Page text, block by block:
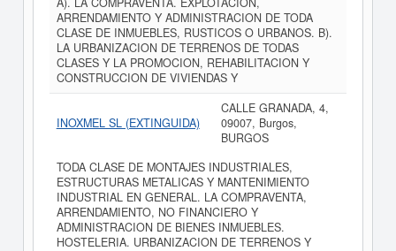
ARRENDAMIENTO Y ADMINISTRACION DE TODA
CLASE DE INMUEBLES, RUSTICOS O URBANOS. B).
LA URBANIZACION DE TERRENOS DE TODAS
CLASES Y LA PROMOCION, REHABILITACION Y
CONSTRUCCION DE VIVIENDAS Y
INOXMEL SL (EXTINGUIDA)
CALLE GRANADA, 4,
09007, Burgos,
BURGOS
TODA CLASE DE MONTAJES INDUSTRIALES,
ESTRUCTURAS METALICAS Y MANTENIMIENTO
INDUSTRIAL EN GENERAL. LA COMPRAVENTA,
ARRENDAMIENTO, NO FINANCIERO Y
ADMINISTRACION DE BIENES INMUEBLES.
HOSTELERIA. URBANIZACION DE TERRENOS Y